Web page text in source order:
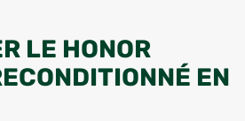
LE HONOR
EN